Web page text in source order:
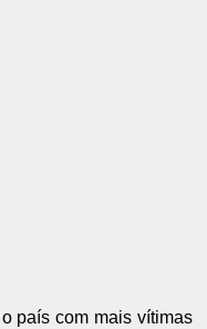
país com mais vítimas